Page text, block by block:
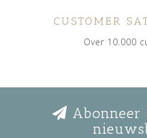
CUSTOMER
Over 10.000
Abonneer